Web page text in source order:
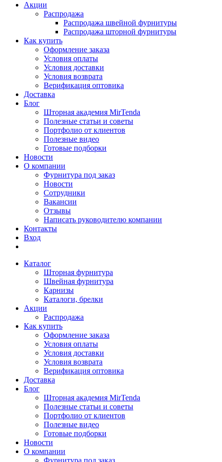
Акции
Распродажа
Распродажа швейной фурнитуры
Распродажа шторной фурнитуры
Как купить
Оформление заказа
Условия оплаты
Условия доставки
Условия возврата
Верификация оптовика
Доставка
Блог
Шторная академия MirTenda
Полезные статьи и советы
Портфолио от клиентов
Полезные видео
Готовые подборки
Новости
О компании
Фурнитура под заказ
Новости
Сотрудники
Вакансии
Отзывы
Написать руководителю компании
Контакты
Вход
Каталог
Шторная фурнитура
Швейная фурнитура
Карнизы
Каталоги, брелки
Акции
Распродажа
Как купить
Оформление заказа
Условия оплаты
Условия доставки
Условия возврата
Верификация оптовика
Доставка
Блог
Шторная академия MirTenda
Полезные статьи и советы
Портфолио от клиентов
Полезные видео
Готовые подборки
Новости
О компании
Фурнитура под заказ